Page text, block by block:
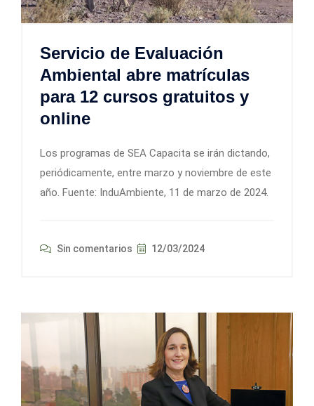
Servicio de Evaluación
Ambiental abre matrículas
para 12 cursos gratuitos y
online
Los programas de SEA Capacita se irán dictando,
periódicamente, entre marzo y noviembre de este
año. Fuente: InduAmbiente, 11 de marzo de 2024.
Sin comentarios 12/03/2024